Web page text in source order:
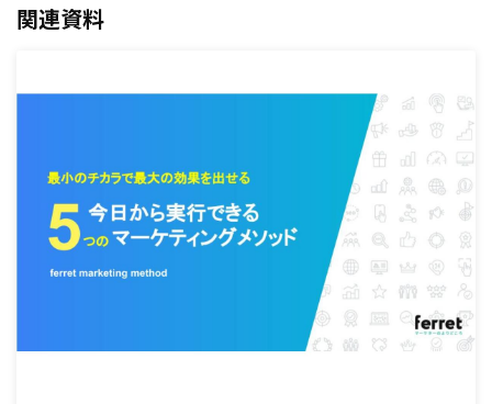
関連資料